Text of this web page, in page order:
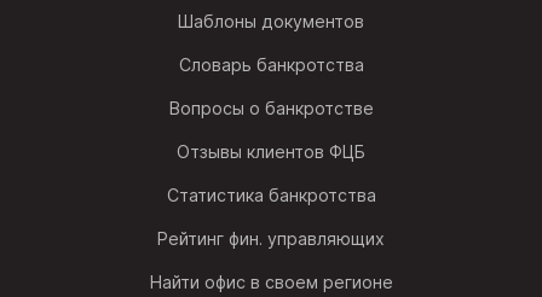
Шаблоны документов
Словарь банкротства
Вопросы о банкротстве
Отзывы клиентов ФЦБ
Статистика банкротства
Рейтинг фин. управляющих
Найти офис в своем регионе